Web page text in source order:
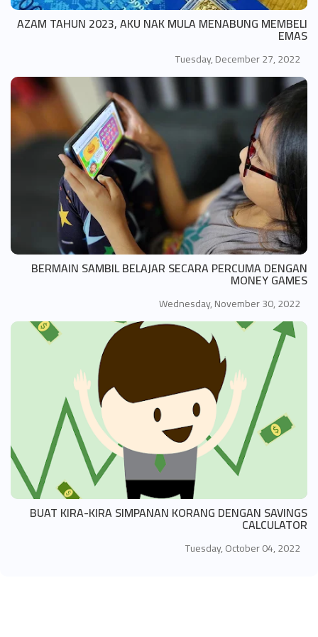
AZAM TAHUN 2023, AKU NAK MULA MENABUNG MEMBELI
EMAS
Tuesday, December 27, 2022
BERMAIN SAMBIL BELAJAR SECARA PERCUMA DENGAN
MONEY GAMES
Wednesday, November 30, 2022
BUAT KIRA-KIRA SIMPANAN KORANG DENGAN SAVINGS
CALCULATOR
Tuesday, October 04, 2022